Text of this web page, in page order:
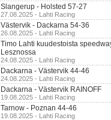
Slangerup - Holsted 57-27
27.08.2025 - Lahti Racing
Västervik - Dackarna 54-36
26.08.2025 - Lahti Racing
Timo Lahti kuudestoista
Lesznossa
24.08.2025 - Lahti Racing
Dackarna - Västervik 44-46
24.08.2025 - Lahti Racing
Dackarna - Västervik RAINOFF
19.08.2025 - Lahti Racing
Tarnow - Poznan 44-46
19.08.2025 - Lahti Racing